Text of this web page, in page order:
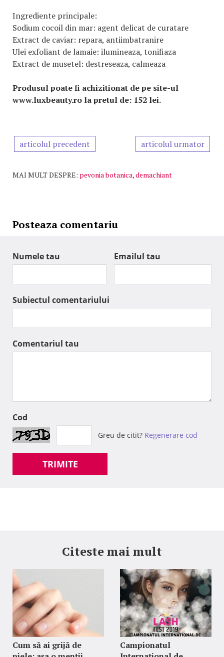
Ingrediente principale:
Sodium cocoil din mar: agent delicat de curatare
Extract de caviar: repara, antiimbatranire
Ulei exfoliant de lamaie: ilumineaza, tonifiaza
Extract de musetel: destreseaza, calmeaza
Produsul poate fi achizitionat de pe site-ul
www.luxbeauty.ro la pretul de: 152 lei.
articolul precedent articolul urmator
MAI MULT DESPRE: pevonia botanica,demachiant
Posteaza comentariu
Numele tau Emailul tau
Subiectul comentariului
Comentariul tau
Cod
Greu de citit? Regenerare cod
TRIMITE
Citeste mai mult
Cum să ai grijă de
Campionatul